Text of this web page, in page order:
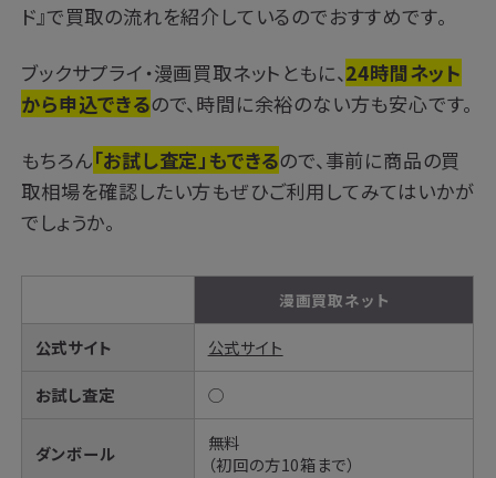
ド』で買取の流れを紹介しているのでおすすめです。
ブックサプライ・漫画買取ネットともに、24時間ネット
から申込できるので、時間に余裕のない方も安心です。
もちろん「お試し査定」もできるので、事前に商品の買
取相場を確認したい方もぜひご利用してみてはいかが
でしょうか。
漫画買取ネット
公式サイト 公式サイト
お試し査定 ◯
ダンボール
無料
（初回の方10箱まで）